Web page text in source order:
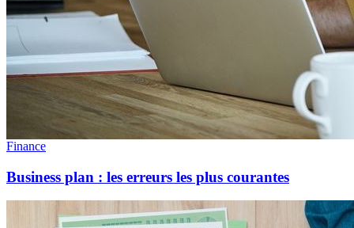
Finance
Business plan : les erreurs les plus courantes